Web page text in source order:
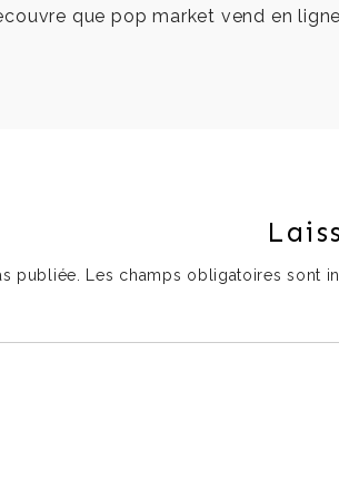
que pop market vend en
publiée. Les champs obligatoires sont